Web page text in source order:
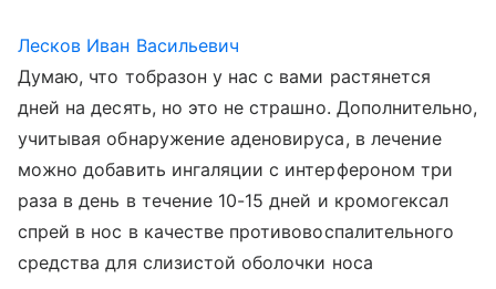
Лесков Иван Васильевич
Думаю, что тобразон у нас с вами растянется
дней на десять, но это не страшно. Дополнительно,
учитывая обнаружение аденовируса, в лечение
можно добавить ингаляции с интерфероном три
раза в день в течение 10-15 дней и кромогексал
спрей в нос в качестве противовоспалительного
средства для слизистой оболочки носа